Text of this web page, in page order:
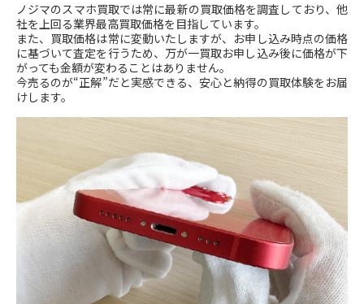
ノジマのスマホ買取では常に最新の買取価格を調査しており、他
社を上回る業界最高買取価格を目指しています。
また、買取価格は常に変動いたしますが、お申し込み時点の価格
に基づいて査定を行うため、万が一買取お申し込み後に価格が下
がっても金額が変わることはありません。
今売るのが“正解”だと実感できる、安心と納得の買取体験をお届
けします。